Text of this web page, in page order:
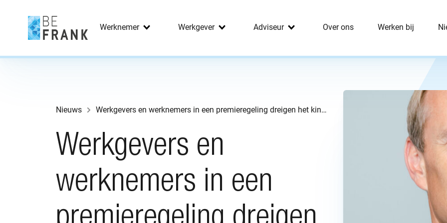
Werknemer Werkgever Adviseur Over ons Werken bij
Nieuws Werkgevers en werknemers in een premieregeling dreigen het kind van de rekening te worden
Werkgevers en
werknemers in een